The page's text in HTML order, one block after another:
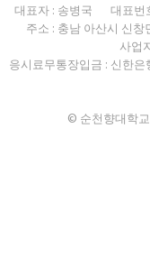
대표자 : 송병국 대표번
주소 : 충남 아산시 신
사업
응시료무통장입금 : 신한
© 순천향대학